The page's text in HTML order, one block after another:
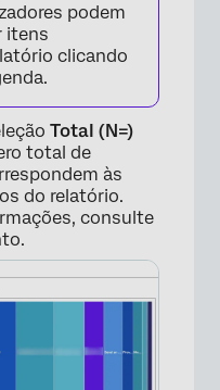
×
×
podem
itens
clicando
Total (N=)
total de
às
do relatório.
consulte